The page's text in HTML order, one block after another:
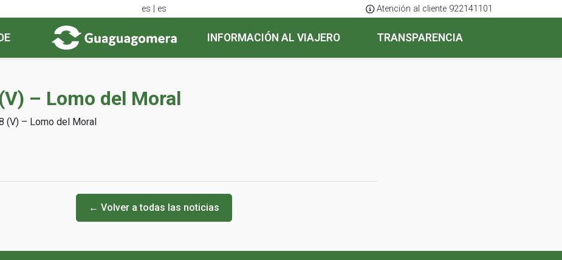
es | es Atención al cliente 922141101
INFORMACIÓN AL VIAJERO TRANSPARENCIA
– Lomo del Moral
(V) – Lomo del Moral
← Volver a todas las noticias